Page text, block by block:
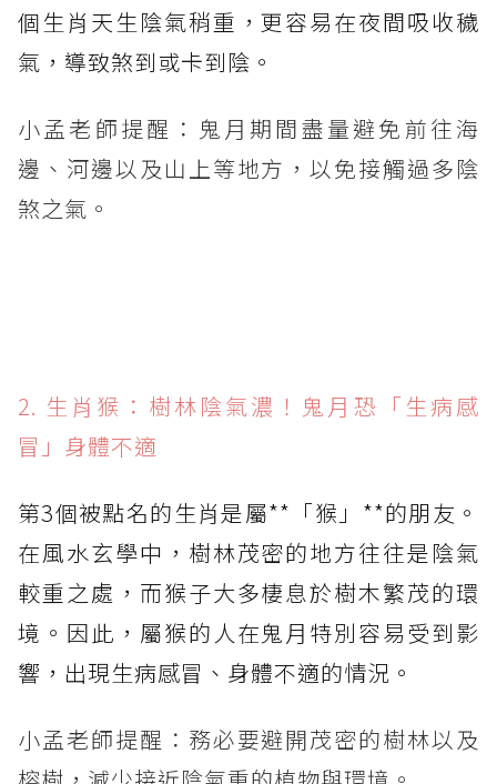
個生肖天生陰氣稍重，更容易在夜間吸收穢
氣，導致煞到或卡到陰。
小孟老師提醒：鬼月期間盡量避免前往海
邊、河邊以及山上等地方，以免接觸過多陰
煞之氣。
2. 生肖猴：樹林陰氣濃！鬼月恐「生病感
冒」身體不適
第3個被點名的生肖是屬**「猴」**的朋友。
在風水玄學中，樹林茂密的地方往往是陰氣
較重之處，而猴子大多棲息於樹木繁茂的環
境。因此，屬猴的人在鬼月特別容易受到影
響，出現生病感冒、身體不適的情況。
小孟老師提醒：務必要避開茂密的樹林以及